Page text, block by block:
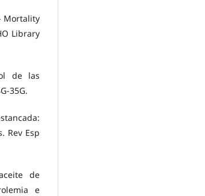
Mortality
Library
de las
35G.
Rev Esp
de
e